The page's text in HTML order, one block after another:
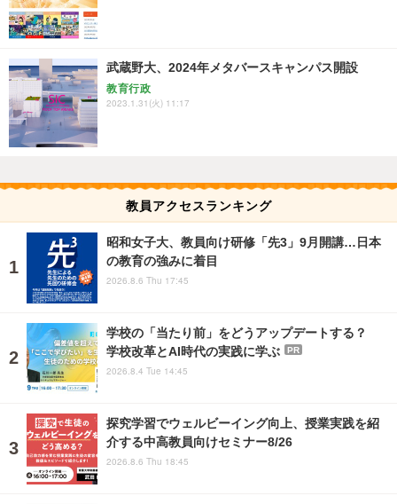
武蔵野大、2024年メタバースキャンパス開設
教育行政
2023.1.31(火) 11:17
教員アクセスランキング
昭和女子大、教員向け研修「先3」9月開講…日本
の教育の強みに着目
2026.8.6 Thu 17:45
学校の「当たり前」をどうアップデートする？
学校改革とAI時代の実践に学ぶ
PR
2026.8.4 Tue 14:45
探究学習でウェルビーイング向上、授業実践を紹
介する中高教員向けセミナー8/26
2026.8.6 Thu 18:45